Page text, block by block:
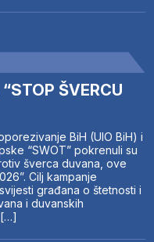
ŠVERCU
BiH (UIO BiH) i
“SWOT” pokrenuli su
šverca duvana, ove
Cilj kampanje
građana o štetnosti i
i duvanskih